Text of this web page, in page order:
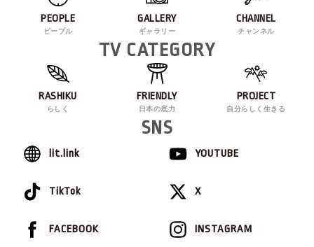
PEOPLE
ピープル
GALLERY
ギャラリー
CHANNEL
チャンネル
TV CATEGORY
RASHIKU
らしく
FRIENDLY
日本の底力
PROJECT
自分らしく生きる
SNS
lit.link YOUTUBE
TikTok X
INSTAGRAM
FACEBOOK